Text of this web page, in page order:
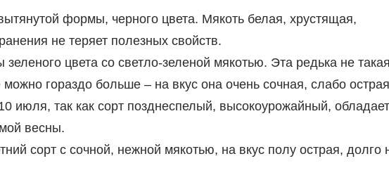
формы, черного цвета. Мякоть белая, хрустящая,
не теряет полезных свойств.
цвета со светло-зеленой мякотью. Эта редька не
гораздо больше – на вкус она очень сочная, слабо
июля, так как сорт позднеспелый, высокоурожайный, обладает
весны.
сорт с сочной, нежной мякотью, на вкус полу острая, долго